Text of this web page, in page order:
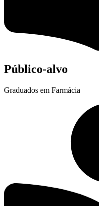
Público-alvo
Graduados em Farmácia